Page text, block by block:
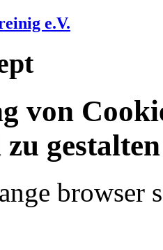
e.V.
von
browser